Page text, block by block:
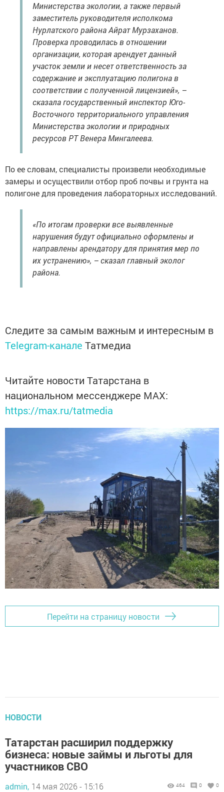
Министерства экологии, а также первый
заместитель руководителя исполкома
Нурлатского района Айрат Мурзаханов.
Проверка проводилась в отношении
организации, которая арендует данный
участок земли и несет ответственность за
содержание и эксплуатацию полигона в
соответствии с полученной лицензией», –
сказала государственный инспектор Юго-
Восточного территориального управления
Министерства экологии и природных
ресурсов РТ Венера Мингалеева.
По ее словам, специалисты произвели необходимые
замеры и осуществили отбор проб почвы и грунта на
полигоне для проведения лабораторных исследований.
«По итогам проверки все выявленные
нарушения будут официально оформлены и
направлены арендатору для принятия мер по
их устранению», – сказал главный эколог
района.
Следите за самым важным и интересным в
Telegram-канале Татмедиа
Читайте новости Татарстана в
национальном мессенджере MАХ:
https://max.ru/tatmedia
Перейти на страницу новости
НОВОСТИ
Татарстан расширил поддержку
бизнеса: новые займы и льготы для
участников СВО
admin, 14 мая 2026 - 15:16 464 0 0